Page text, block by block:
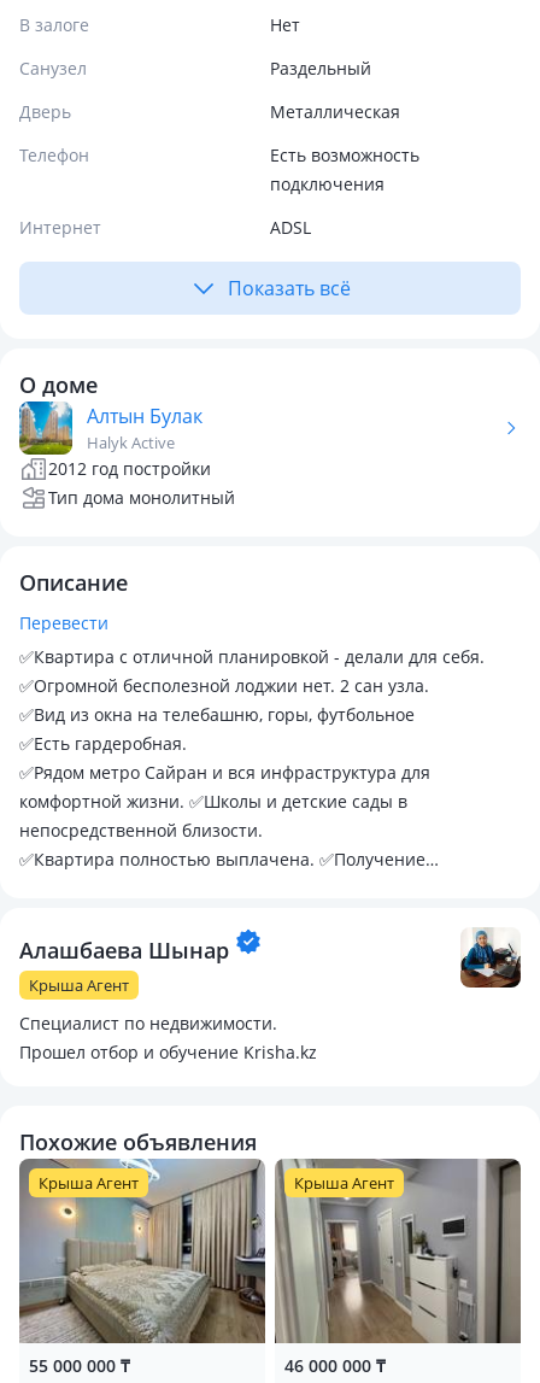
В залоге
Нет
Санузел
Раздельный
Дверь
Металлическая
Телефон
Есть возможность
подключения
Интернет
ADSL
Показать всё
О доме
Алтын Булак
Halyk Active
2012 год постройки
Тип дома монолитный
Описание
Перевести
✅Квартира с отличной планировкой - делали для себя.
✅Огромной бесполезной лоджии нет. 2 сан узла.
✅Вид из окна на телебашню, горы, футбольное
✅Есть гардеробная.
✅Рядом метро Сайран и вся инфраструктура для
комфортной жизни. ✅Школы и детские сады в
непосредственной близости.
✅Квартира полностью выплачена. ✅Получение
Алашбаева Шынар
Крыша Агент
Специалист по недвижимости.
Прошел отбор и обучение Krisha.kz
Похожие объявления
Крыша Агент
55 000 000 ₸
Крыша Агент
46 000 000 ₸